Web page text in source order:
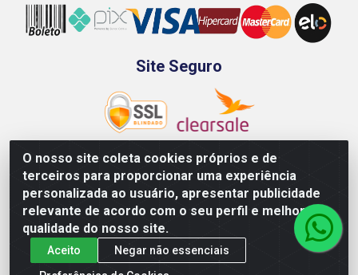
O nosso site coleta cookies próprios e de
terceiros para proporcionar uma experiência
personalizada ao usuário, apresentar publicidade
relevante de acordo com o seu perfil e melhorar a
qualidade do nosso site.
Aceito
Negar não essenciais
Site Seguro
Rod. BR-101 Sul, Km 73, 4505, Galpão A, Ibura -
Recife/PE - CEP 51240-340 - CNPJ 70.089.974/0001-79